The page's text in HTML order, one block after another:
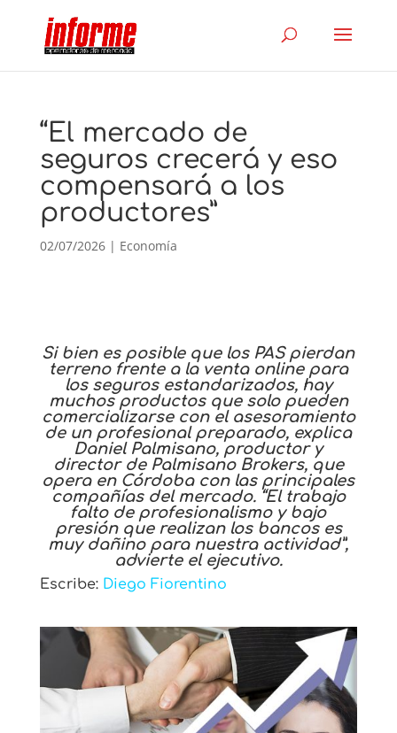
“El mercado de
seguros crecerá y eso
compensará a los
productores”
02/07/2026| Economía
Si bien es posible que los PAS pierdan
terreno frente a la venta online para
los seguros estandarizados, hay
muchos productos que solo pueden
comercializarse con el asesoramiento
de un profesional preparado, explica
Daniel Palmisano, productor y
director de Palmisano Brokers, que
opera en Córdoba con las principales
compañías del mercado. “El trabajo
falto de profesionalismo y bajo
presión que realizan los bancos es
muy dañino para nuestra actividad”,
advierte el ejecutivo.
Escribe: Diego Fiorentino